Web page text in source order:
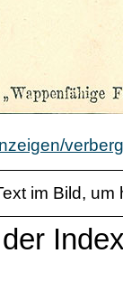
im Bild,